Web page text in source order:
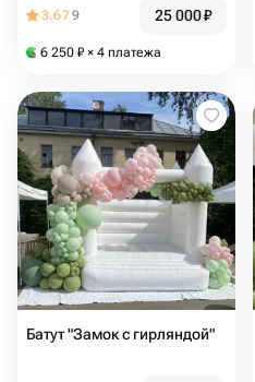
3.679 25 000₽
6 250 ₽ × 4 платежа
Батут "Замок с гирляндой"